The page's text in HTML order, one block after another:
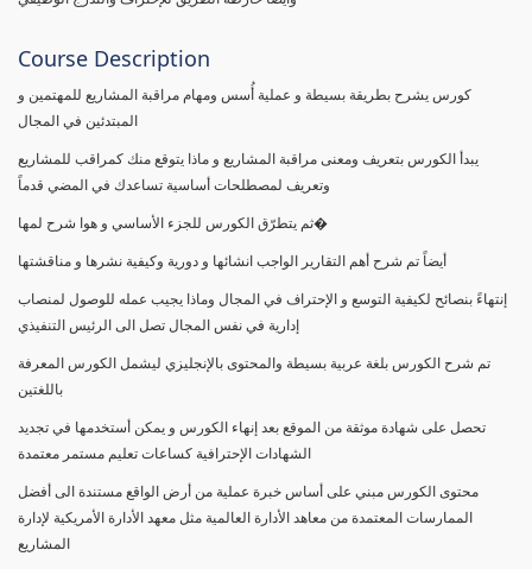
Course Description
كورس يشرح بطريقة بسيطة و عملية أُسس ومهام مراقبة المشاريع للمهتمين و
المبتدئين في المجال
يبدأ الكورس بتعريف ومعنى مراقبة المشاريع و ماذا يتوقع منك كمراقب للمشاريع
وتعريف لمصطلحات أساسية تساعدك في المضي قدماً
ثم يتطرّق الكورس للجزء الأساسي و هوا شرح لمها�
أيضاً تم شرح أهم التقارير الواجب انشائها و دورية وكيفية نشرها و مناقشتها
إنتهاءً بنصائح لكيفية التوسع و الإحتراف في المجال وماذا يجيب عمله للوصول لمنصاب
إدارية في نفس المجال تصل الى الرئيس التنفيذي
تم شرح الكورس بلغة عربية بسيطة والمحتوى بالإنجليزي ليشمل الكورس المعرفة
باللغتين
تحصل على شهادة موثقة من الموقع بعد إنهاء الكورس و يمكن أستخدمها في تجديد
الشهادات الإحترافية كساعات تعليم مستمر معتمدة
محتوى الكورس مبني على أساس خبرة عملية من أرض الواقع مستندة الى أفضل
الممارسات المعتمدة من معاهد الأدارة العالمية مثل معهد الأدارة الأمريكية لإدارة
المشاريع